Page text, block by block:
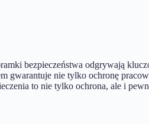
bezpieczeństwa odgrywają
gwarantuje nie tylko ochronę
to nie tylko ochrona, ale i